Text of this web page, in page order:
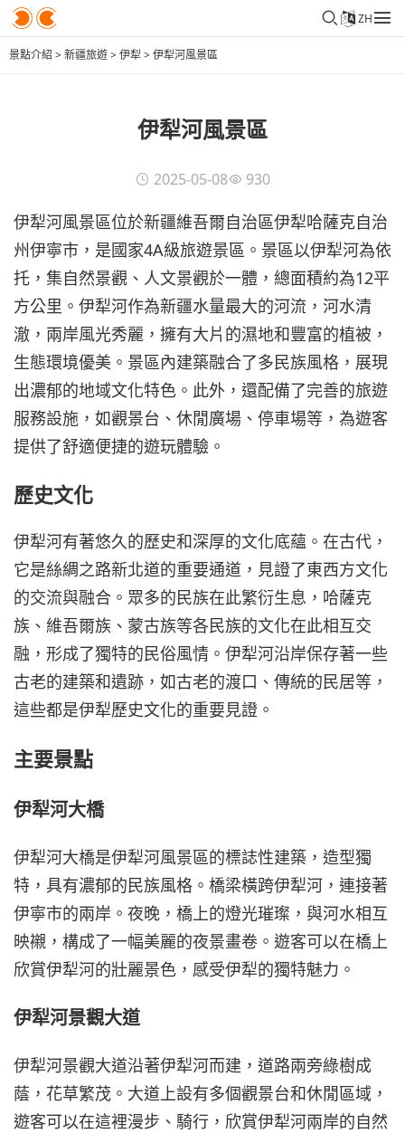
ZH
景點介紹 >新疆旅遊>伊犁>伊犁河風景區
伊犁河風景區
2025-05-08 930
伊犁河風景區位於新疆維吾爾自治區伊犁哈薩克自治
州伊寧市，是國家4A級旅遊景區。景區以伊犁河為依
托，集自然景觀、人文景觀於一體，總面積約為12平
方公里。伊犁河作為新疆水量最大的河流，河水清
澈，兩岸風光秀麗，擁有大片的濕地和豐富的植被，
生態環境優美。景區內建築融合了多民族風格，展現
出濃郁的地域文化特色。此外，還配備了完善的旅遊
服務設施，如觀景台、休閒廣場、停車場等，為遊客
提供了舒適便捷的遊玩體驗。
歷史文化
伊犁河有著悠久的歷史和深厚的文化底蘊。在古代，
它是絲綢之路新北道的重要通道，見證了東西方文化
的交流與融合。眾多的民族在此繁衍生息，哈薩克
族、維吾爾族、蒙古族等各民族的文化在此相互交
融，形成了獨特的民俗風情。伊犁河沿岸保存著一些
古老的建築和遺跡，如古老的渡口、傳統的民居等，
這些都是伊犁歷史文化的重要見證。
主要景點
伊犁河大橋
伊犁河大橋是伊犁河風景區的標誌性建築，造型獨
特，具有濃郁的民族風格。橋梁橫跨伊犁河，連接著
伊寧市的兩岸。夜晚，橋上的燈光璀璨，與河水相互
映襯，構成了一幅美麗的夜景畫卷。遊客可以在橋上
欣賞伊犁河的壯麗景色，感受伊犁的獨特魅力。
伊犁河景觀大道
伊犁河景觀大道沿著伊犁河而建，道路兩旁綠樹成
蔭，花草繁茂。大道上設有多個觀景台和休閒區域，
遊客可以在這裡漫步、騎行，欣賞伊犁河兩岸的自然